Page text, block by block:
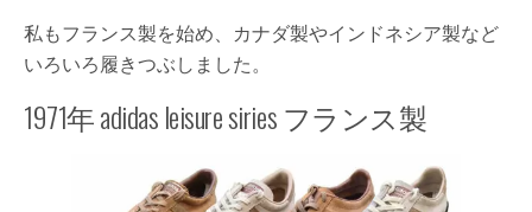
私もフランス製を始め、カナダ製やインドネシア製など
いろいろ履きつぶしました。
1971年 adidas leisure siries フランス製